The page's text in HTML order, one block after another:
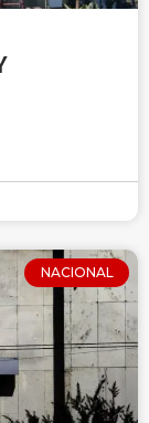
NACIONAL